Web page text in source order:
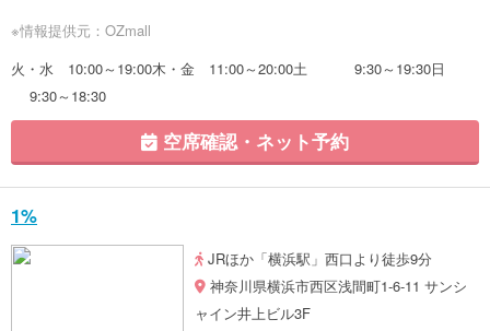
※情報提供元：OZmall
火・水 10:00～19:00木・金 11:00～20:00土 9:30～19:30日
9:30～18:30
空席確認・ネット予約
1%
JRほか「横浜駅」西口より徒歩9分
神奈川県横浜市西区浅間町1-6-11 サンシ
ャイン井上ビル3F